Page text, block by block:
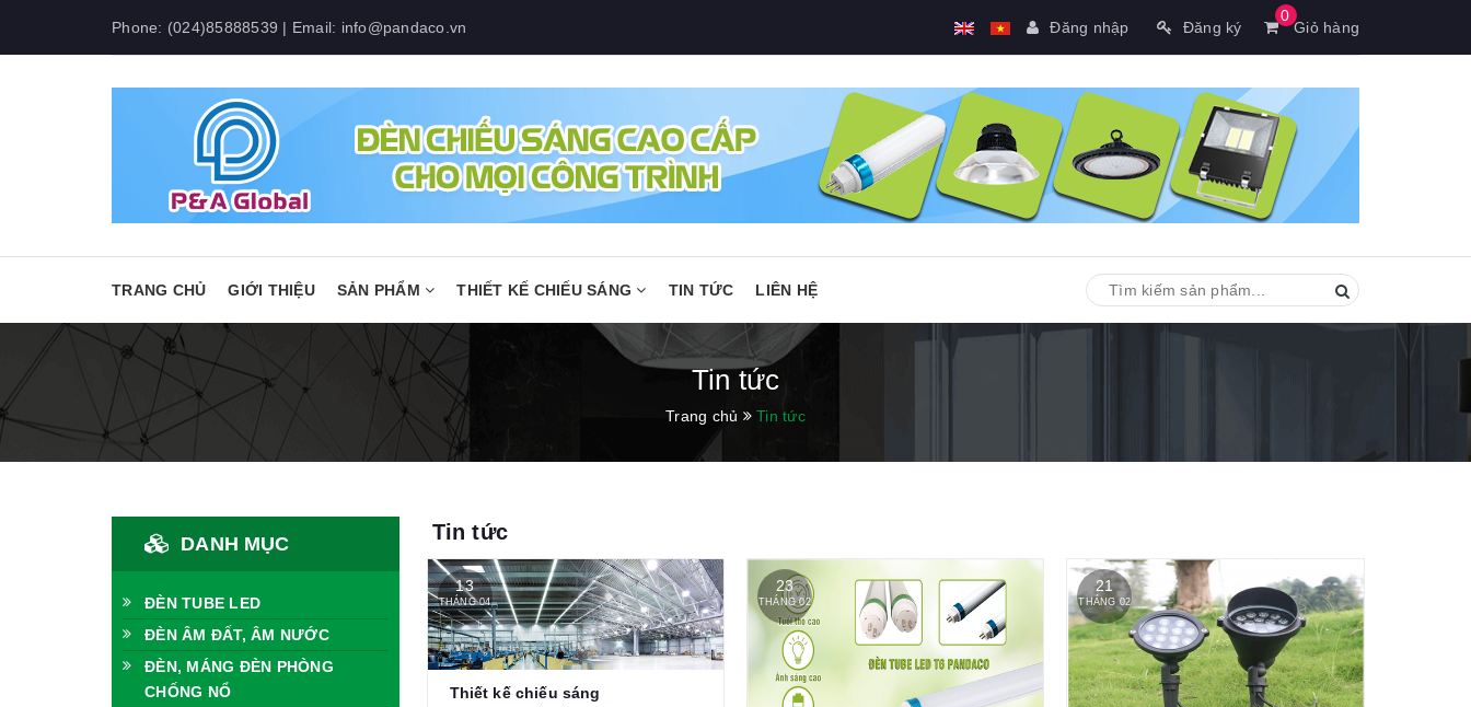
Phone: (024)85888539 | Email: info@pandaco.vn
0
Giỏ hàng
Đăng nhập Đăng ký
TRANG CHỦ GIỚI THIỆU SẢN PHẨM THIẾT KẾ CHIẾU SÁNG TIN TỨC LIÊN HỆ
Tin tức
Trang chủ Tin tức
Tin tức
Thiết kế chiếu sáng
13
THÁNG 04
23
THÁNG 02
21
THÁNG 02
DANH MỤC
ĐÈN TUBE LED
ĐÈN ÂM ĐẤT, ÂM NƯỚC
ĐÈN, MÁNG ĐÈN PHÒNG
CHỐNG NỔ